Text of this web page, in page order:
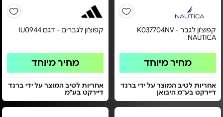
קפוצ'ון לגבר K037704NV -
NAUTICA
מחיר מיוחד
אחריות לטיב המוצר על ידי ברנד
דיירקט בע"מ היבואן
קפוצ'ון לגברים - דגם IU0944
מחיר מיוחד
אחריות לטיב המוצר על ידי ברנד
דיירקט בע"מ